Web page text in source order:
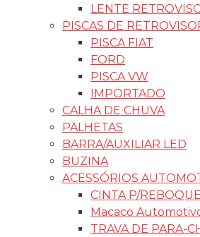
LENTE
PISCAS DE
PISCA FIAT
FORD
PISCA VW
IMPORTADO
CALHA DE CHUVA
PALHETAS
BARRA/AUXILIAR LED
BUZINA
ACESSÓRIOS
CINTA P/REBOQUE
Macaco
TRAVA DE PARA-